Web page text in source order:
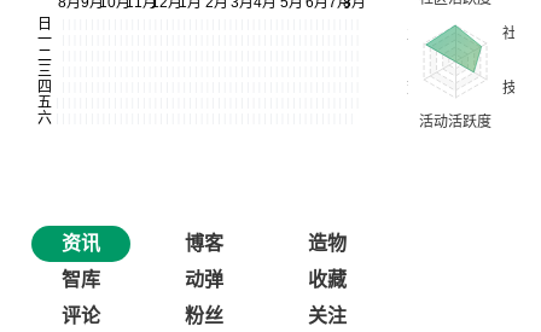
资讯 博客
造物
智库
动弹
收藏
评论
粉丝 关注